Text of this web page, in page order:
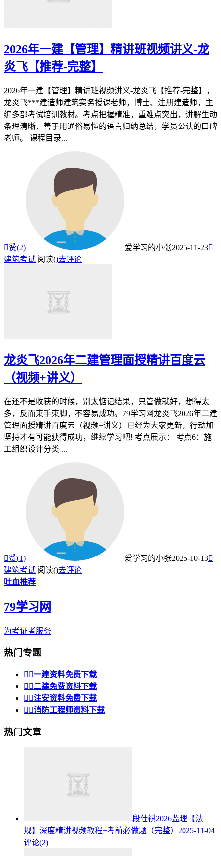
2026年一建【管理】精讲班视频讲义-龙
炎飞【推荐-完整】
2026年一建【管理】精讲班视频讲义-龙炎飞【推荐-完整】，
龙炎飞***建造师建筑实务授课老师，博士、注册建造师，主
编多部考试培训教材。考点把握精准，重难点突出，讲解生动
条理清晰，善于用通俗易懂的语言归纳总结，学员公认的口碑
老师。 课程目录...
赞(2) 爱学习的小张2025-11-23
建筑考试 阅读()去评论
龙炎飞2026年二建管理面授精讲百度云
（视频+讲义）
在还不是收获的时候，别太惦记结果，只管做就好，想得太
多，反而束手束脚，不容易成功。79学习网龙炎飞2026年二建
管理面授精讲百度云（视频+讲义）已经为大家更新，行动加
坚持才有可能获得成功，继续学习吧! 考点展示： 考点6：施
工组织设计分类 ...
赞(1) 爱学习的小张2025-10-13
建筑考试 阅读()去评论
吐血推荐
79学习网
为考证者服务
热门专题
 一建资料免费下载
 二建免费资料下载
 注安资料免费下载
 消防工程师资料下载
热门文章
段仕祺2026监理【法
规】深度精讲视频教程+考前必做题（完整） 2025-11-04
评论(2)